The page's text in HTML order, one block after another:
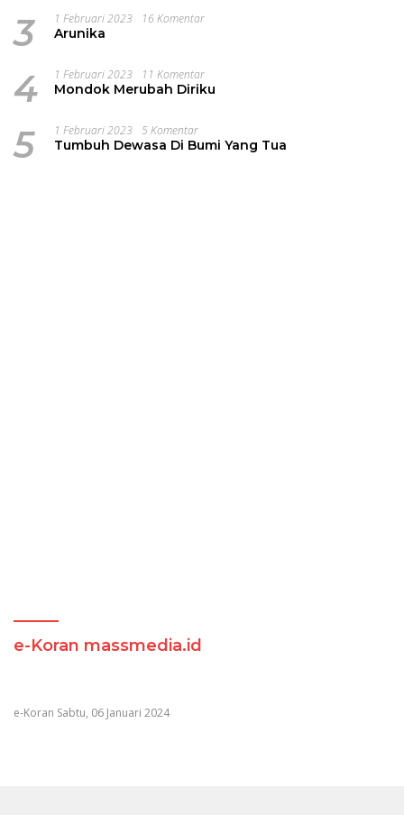
3 1 Februari 2023 16 Komentar
Arunika
4 1 Februari 2023 11 Komentar
Mondok Merubah Diriku
5 1 Februari 2023 5 Komentar
Tumbuh Dewasa Di Bumi Yang Tua
e-Koran massmedia.id
e-Koran Sabtu, 06 Januari 2024